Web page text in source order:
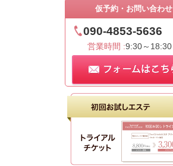
仮予約・お問い合わせ
090-4853-5636
営業時間 :9:30～18:30